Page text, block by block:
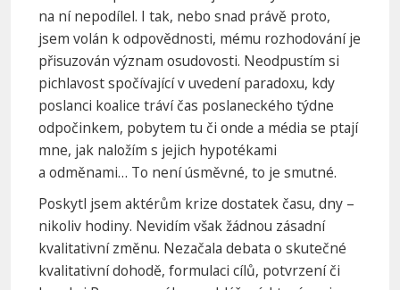
na ní nepodílel. I tak, nebo snad právě proto,
jsem volán k odpovědnosti, mému rozhodování je
přisuzován význam osudovosti. Neodpustím si
pichlavost spočívající v uvedení paradoxu, kdy
poslanci koalice tráví čas poslaneckého týdne
odpočinkem, pobytem tu či onde a média se ptají
mne, jak naložím s jejich hypotékami
a odměnami… To není úsměvné, to je smutné.
Poskytl jsem aktérům krize dostatek času, dny –
nikoliv hodiny. Nevidím však žádnou zásadní
kvalitativní změnu. Nezačala debata o skutečné
kvalitativní dohodě, formulaci cílů, potvrzení či